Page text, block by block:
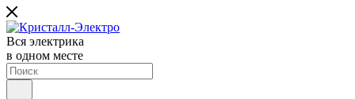
Вся электрика
в одном месте